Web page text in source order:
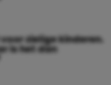
zielige kinderen.
is het dan